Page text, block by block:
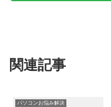
関連記事
パソコンお悩み解決